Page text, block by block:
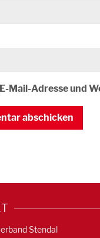
Mail-Adresse und
Stendal